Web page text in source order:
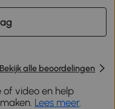
Bekijk alle beoordelingen
of video en help
Lees meer.